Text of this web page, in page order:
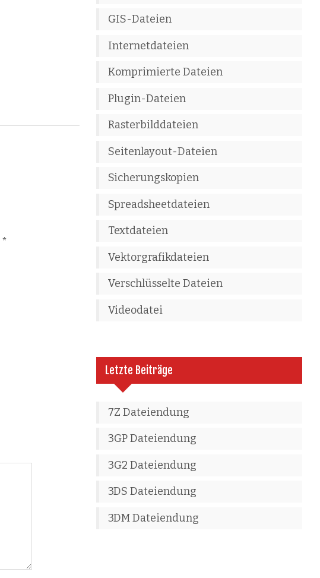
*
GIS-Dateien
Internetdateien
Komprimierte Dateien
Plugin-Dateien
Rasterbilddateien
Seitenlayout-Dateien
Sicherungskopien
Spreadsheetdateien
Textdateien
Vektorgrafikdateien
Verschlüsselte Dateien
Videodatei
Letzte Beiträge
7Z Dateiendung
3GP Dateiendung
3G2 Dateiendung
3DS Dateiendung
3DM Dateiendung